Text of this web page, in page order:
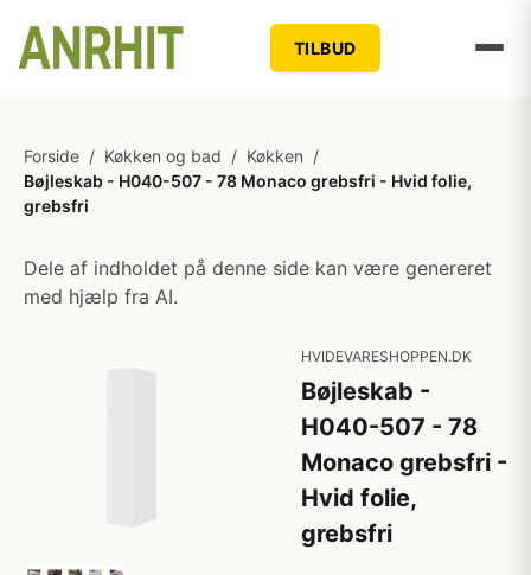
TILBUD
Forside / Køkken og bad / Køkken /
Bøjleskab - H040-507 - 78 Monaco grebsfri - Hvid folie,
grebsfri
Dele af indholdet på denne side kan være genereret
med hjælp fra AI.
HVIDEVARESHOPPEN.DK
Bøjleskab -
H040-507 - 78
Monaco grebsfri -
Hvid folie,
grebsfri